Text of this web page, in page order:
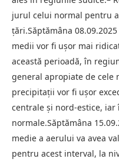
jurul celui normal pentru
ţări.Săptămâna
medii vor fi uşor mai
această perioadă, în
general apropiate de cele
precipitaţii vor fi uşor
centrale şi nord-estice,
normale.Săptămâna
medie a aerului va avea
pentru acest interval, la